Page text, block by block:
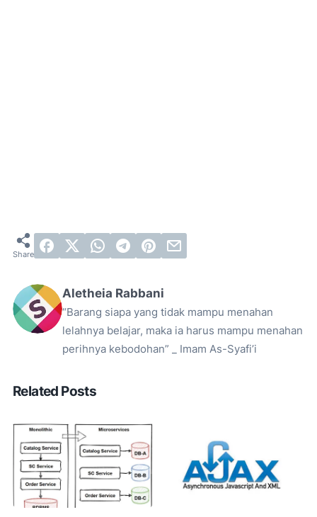
Aletheia Rabbani
“Barang siapa yang tidak mampu menahan
lelahnya belajar, maka ia harus mampu menahan
perihnya kebodohan” _ Imam As-Syafi’i
Related Posts